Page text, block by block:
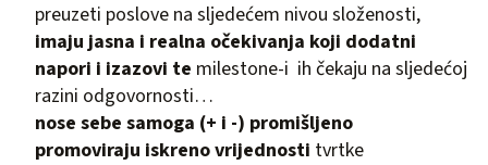
preuzeti poslove na sljedećem nivou složenosti,
imaju jasna i realna očekivanja koji dodatni
napori i izazovi te milestone-i ih čekaju na sljedećoj
razini odgovornosti…
nose sebe samoga (+ i -) promišljeno
promoviraju iskreno vrijednosti tvrtke